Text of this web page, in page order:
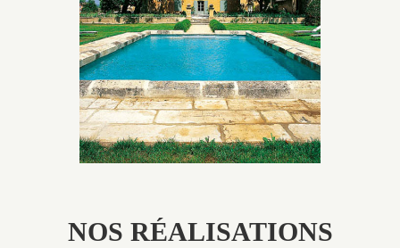
utilisés pour garder un aspect ancien, retrouver une
patine naturelle ou créer un ornement de pierres de
taille.
NOS RÉALISATIONS